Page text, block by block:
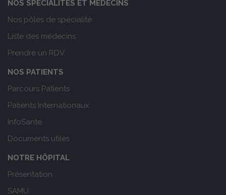
NOS SPÉCIALITÉS ET MÉDECINS
Nos pôles de spécialité
Liste des médecins
Prendre un RDV
NOS PATIENTS
Parcours Patients
Patients Internationaux
InfoSanté
Documents utiles
NOTRE HÔPITAL
Présentation
SAMU